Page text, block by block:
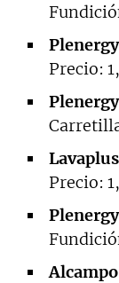
Plenergy
Precio:
Plenergy
Lavaplus
Precio:
Plenergy